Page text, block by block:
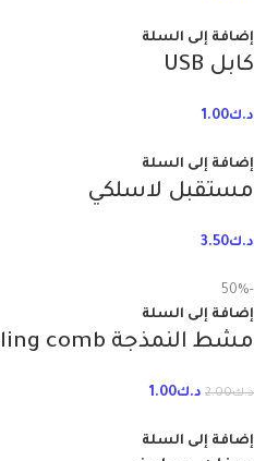
إضافة إلى السلة
كابل USB
د.ك1.00
إضافة إلى السلة
مستقبل لاسلكي
د.ك3.50
-50%
إضافة إلى السلة
مشط النمذجة modeling comb
د.ك2.00 د.ك1.00
إضافة إلى السلة